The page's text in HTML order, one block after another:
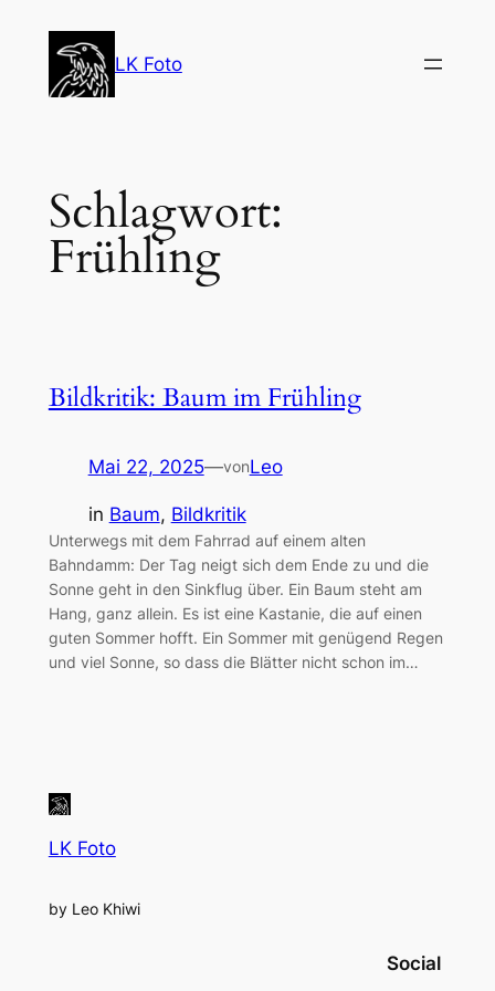
springen
LK Foto
Schlagwort:
Frühling
Bildkritik: Baum im Frühling
Mai 22, 2025—vonLeo
in Baum, Bildkritik
Unterwegs mit dem Fahrrad auf einem alten
Bahndamm: Der Tag neigt sich dem Ende zu und die
Sonne geht in den Sinkflug über. Ein Baum steht am
Hang, ganz allein. Es ist eine Kastanie, die auf einen
guten Sommer hofft. Ein Sommer mit genügend Regen
und viel Sonne, so dass die Blätter nicht schon im…
LK Foto
by Leo Khiwi
Social